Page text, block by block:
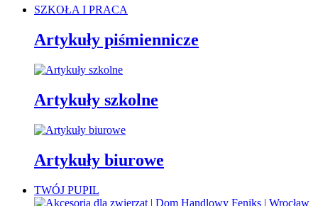
SZKOŁA I PRACA
Artykuły piśmiennicze
Artykuły szkolne
Artykuły biurowe
TWÓJ PUPIL